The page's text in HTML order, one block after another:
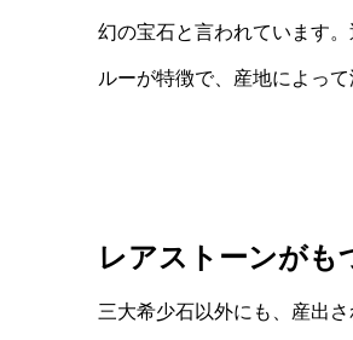
幻の宝石と言われています
ルーが特徴で、産地によっ
レアストーンがも
三大希少石以外にも、産出